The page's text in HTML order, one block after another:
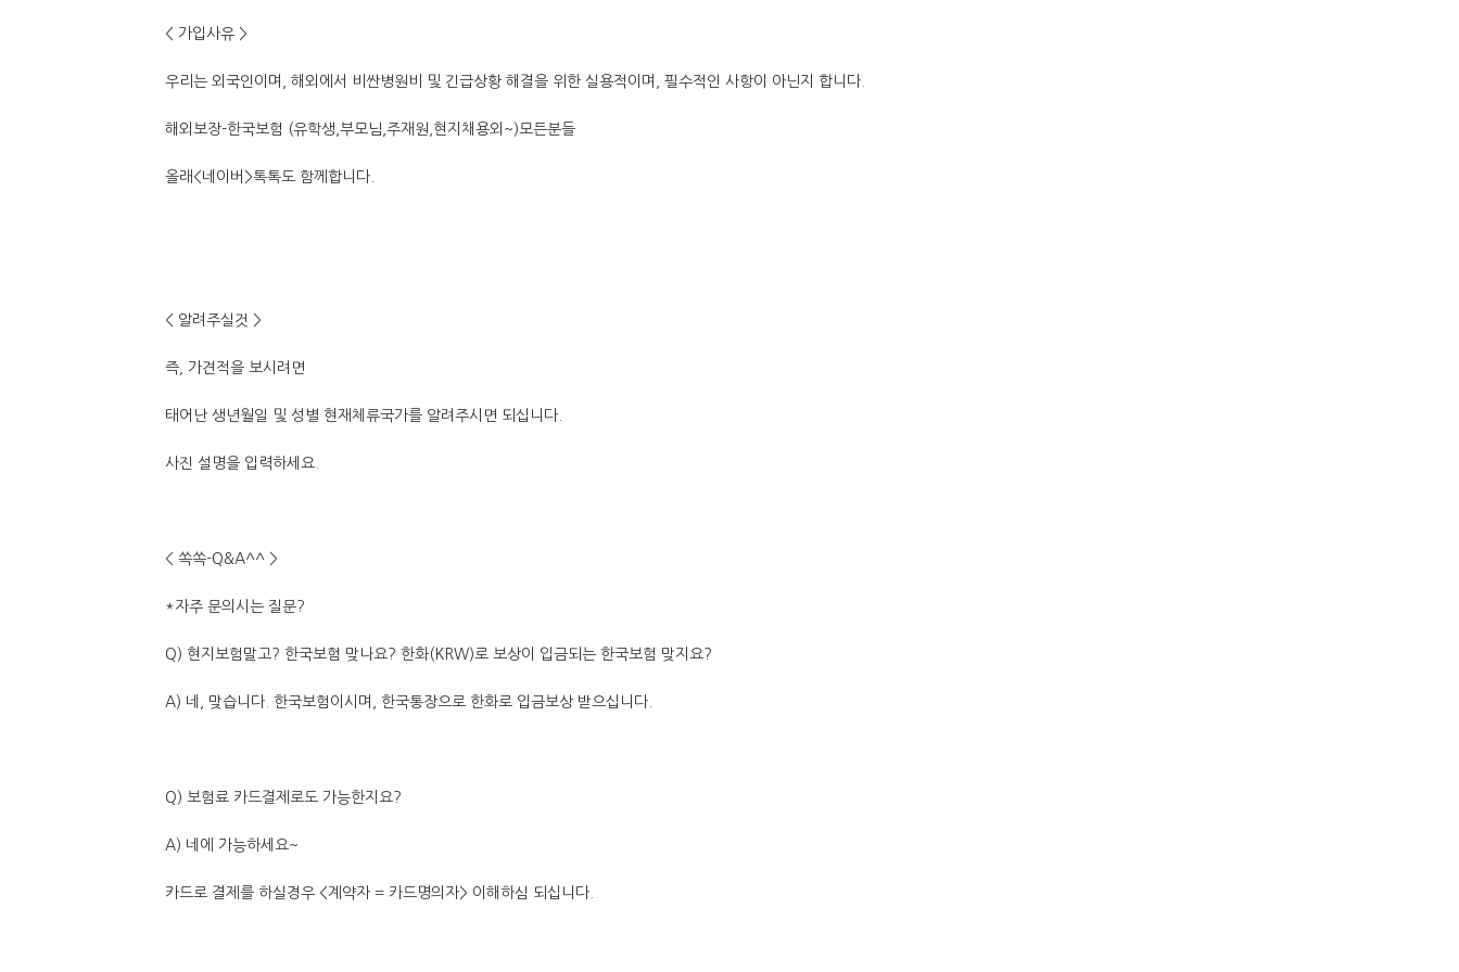
< 가입사유 >
우리는 외국인이며, 해외에서 비싼병원비 및 긴급상황 해결을 위한 실용적이며, 필수적인 사항이 아닌지 합니다.
해외보장-한국보험 (유학생,부모님,주재원,현지채용외~)모든분들
올래<네이버>톡톡도 함께합니다.
< 알려주실것 >
즉, 가견적을 보시려면
태어난 생년월일 및 성별 현재체류국가를 알려주시면 되십니다.
사진 설명을 입력하세요.
< 쏙쏙-Q&A^^ >
*자주 문의시는 질문?
Q) 현지보험말고? 한국보험 맞나요? 한화(KRW)로 보상이 입금되는 한국보험 맞지요?
A) 네, 맞습니다. 한국보험이시며, 한국통장으로 한화로 입금보상 받으십니다.
Q) 보험료 카드결제로도 가능한지요?
A) 네에 가능하세요~
카드로 결제를 하실경우 <계약자 = 카드명의자> 이해하심 되십니다.